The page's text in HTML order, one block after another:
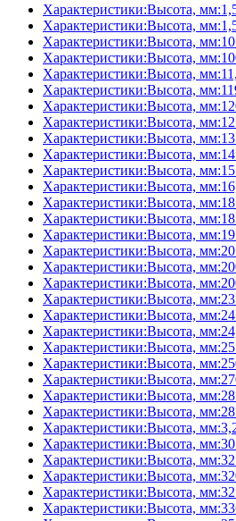
Характеристики:Высота,
Характеристики:Высота,
Характеристики:Высота,
Характеристики:Высота,
Характеристики:Высота,
Характеристики:Высота,
Характеристики:Высота,
Характеристики:Высота,
Характеристики:Высота,
Характеристики:Высота,
Характеристики:Высота,
Характеристики:Высота,
Характеристики:Высота,
Характеристики:Высота,
Характеристики:Высота,
Характеристики:Высота,
Характеристики:Высота,
Характеристики:Высота,
Характеристики:Высота,
Характеристики:Высота,
Характеристики:Высота,
Характеристики:Высота,
Характеристики:Высота,
Характеристики:Высота,
Характеристики:Высота,
Характеристики:Высота,
Характеристики:Высота,
Характеристики:Высота,
Характеристики:Высота,
Характеристики:Высота,
Характеристики:Высота,
Характеристики:Высота,